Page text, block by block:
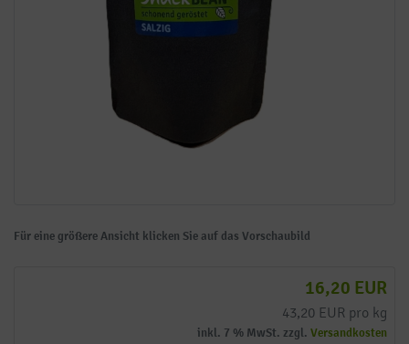
Für eine größere Ansicht klicken Sie auf das Vorschaubild
16,20 EUR
43,20 EUR pro kg
inkl. 7 % MwSt. zzgl. Versandkosten